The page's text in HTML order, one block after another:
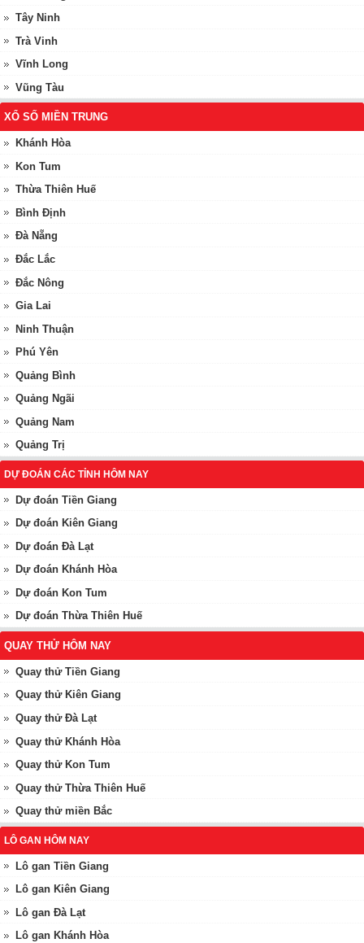
Tây Ninh
Trà Vinh
Vĩnh Long
Vũng Tàu
XỔ SỐ MIỀN TRUNG
Khánh Hòa
Kon Tum
Thừa Thiên Huế
Bình Định
Đà Nẵng
Đắc Lắc
Đắc Nông
Gia Lai
Ninh Thuận
Phú Yên
Quảng Bình
Quảng Ngãi
Quảng Nam
Quảng Trị
DỰ ĐOÁN CÁC TỈNH HÔM NAY
Dự đoán Tiền Giang
Dự đoán Kiên Giang
Dự đoán Đà Lạt
Dự đoán Khánh Hòa
Dự đoán Kon Tum
Dự đoán Thừa Thiên Huế
QUAY THỬ HÔM NAY
Quay thử Tiền Giang
Quay thử Kiên Giang
Quay thử Đà Lạt
Quay thử Khánh Hòa
Quay thử Kon Tum
Quay thử Thừa Thiên Huế
Quay thử miền Bắc
LÔ GAN HÔM NAY
Lô gan Tiền Giang
Lô gan Kiên Giang
Lô gan Đà Lạt
Lô gan Khánh Hòa